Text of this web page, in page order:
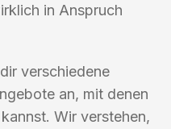
in Anspruch
verschiedene
an, mit denen
Wir verstehen,